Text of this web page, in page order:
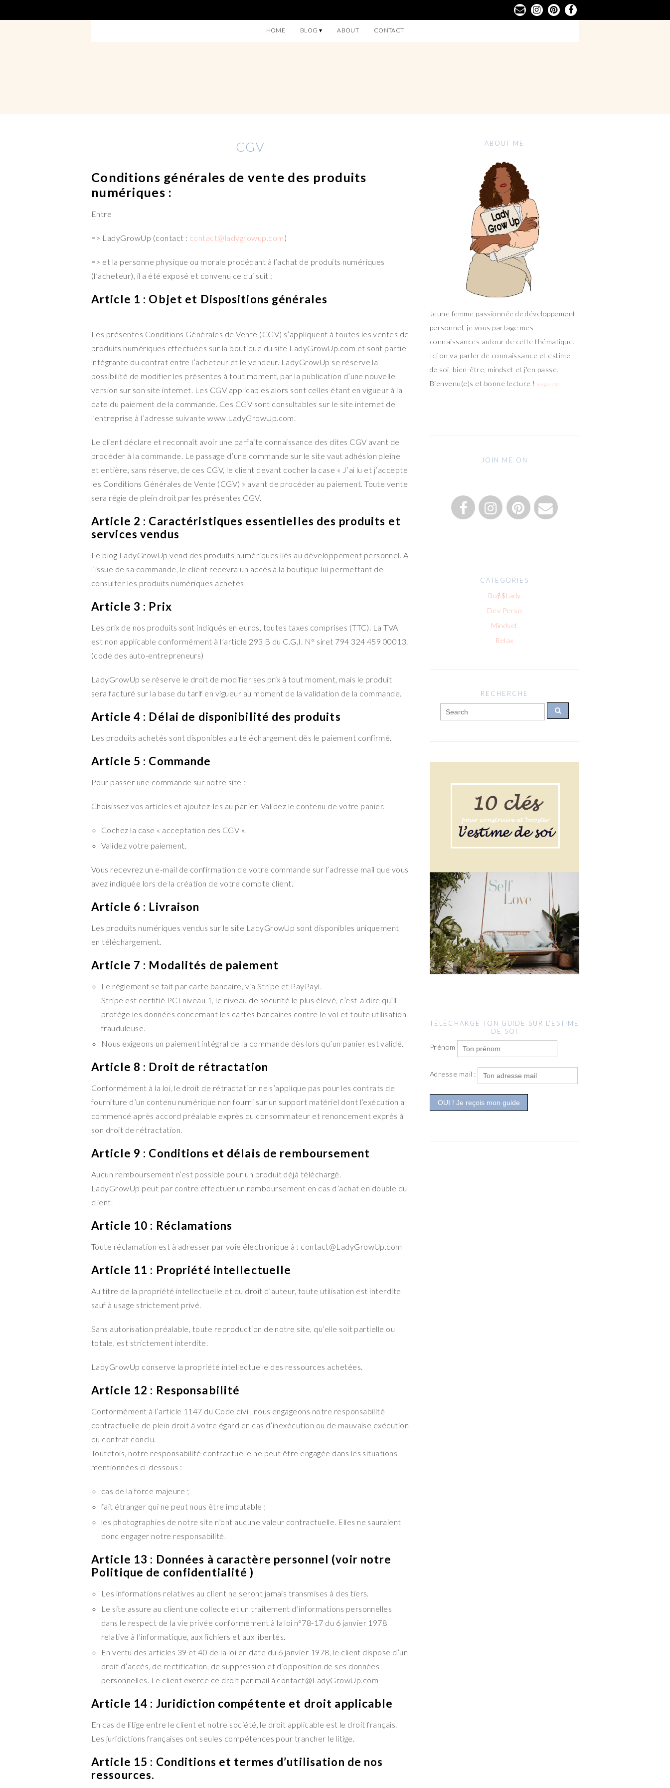
HOME BLOG ABOUT CONTACT
CGV
Conditions générales de vente des produits
numériques :
Entre
=> LadyGrowUp (contact : contact@ladygrowup.com)
=> et la personne physique ou morale procédant à l’achat de produits numériques
(l’acheteur), il a été exposé et convenu ce qui suit :
Article 1 : Objet et Dispositions générales
Les présentes Conditions Générales de Vente (CGV) s’appliquent à toutes les ventes de
produits numériques effectuées sur la boutique du site LadyGrowUp.com et sont partie
intégrante du contrat entre l’acheteur et le vendeur. LadyGrowUp se réserve la
possibilité de modifier les présentes à tout moment, par la publication d’une nouvelle
version sur son site internet. Les CGV applicables alors sont celles étant en vigueur à la
date du paiement de la commande. Ces CGV sont consultables sur le site internet de
l’entreprise à l’adresse suivante www.LadyGrowUp.com.
Le client déclare et reconnaît avoir une parfaite connaissance des dites CGV avant de
procéder à la commande. Le passage d’une commande sur le site vaut adhésion pleine
et entière, sans réserve, de ces CGV, le client devant cocher la case « J’ai lu et j’accepte
les Conditions Générales de Vente (CGV) » avant de procéder au paiement. Toute vente
sera régie de plein droit par les présentes CGV.
Article 2 : Caractéristiques essentielles des produits et
services vendus
Le blog LadyGrowUp vend des produits numériques liés au développement personnel. A
l’issue de sa commande, le client recevra un accès à la boutique lui permettant de
consulter les produits numériques achetés
Article 3 : Prix
Les prix de nos produits sont indiqués en euros, toutes taxes comprises (TTC). La TVA
est non applicable conformément à l’article 293 B du C.G.I. N° siret 794 324 459 00013.
(code des auto-entrepreneurs)
LadyGrowUp se réserve le droit de modifier ses prix à tout moment, mais le produit
sera facturé sur la base du tarif en vigueur au moment de la validation de la commande.
Article 4 : Délai de disponibilité des produits
Les produits achetés sont disponibles au téléchargement dès le paiement confirmé.
Article 5 : Commande
Pour passer une commande sur notre site :
Choisissez vos articles et ajoutez-les au panier. Validez le contenu de votre panier.
Cochez la case « acceptation des CGV ».
Validez votre paiement.
Vous recevrez un e-mail de confirmation de votre commande sur l’adresse mail que vous
avez indiquée lors de la création de votre compte client.
Article 6 : Livraison
Les produits numériques vendus sur le site LadyGrowUp sont disponibles uniquement
en téléchargement.
Article 7 : Modalités de paiement
Le règlement se fait par carte bancaire, via Stripe et PayPayl.
Stripe est certifié PCI niveau 1, le niveau de sécurité le plus élevé, c’est-à dire qu’il
protège les données concernant les cartes bancaires contre le vol et toute utilisation
frauduleuse.
Nous exigeons un paiement intégral de la commande dès lors qu’un panier est validé.
Article 8 : Droit de rétractation
Conformément à la loi, le droit de rétractation ne s’applique pas pour les contrats de
fourniture d’un contenu numérique non fourni sur un support matériel dont l’exécution a
commencé après accord préalable exprès du consommateur et renoncement exprès à
son droit de rétractation.
Article 9 : Conditions et délais de remboursement
Aucun remboursement n’est possible pour un produit déjà téléchargé.
LadyGrowUp peut par contre effectuer un remboursement en cas d’achat en double du
client.
Article 10 : Réclamations
Toute réclamation est à adresser par voie électronique à : contact@LadyGrowUp.com
Article 11 : Propriété intellectuelle
Au titre de la propriété intellectuelle et du droit d’auteur, toute utilisation est interdite
sauf à usage strictement privé.
Sans autorisation préalable, toute reproduction de notre site, qu’elle soit partielle ou
totale, est strictement interdite.
LadyGrowUp conserve la propriété intellectuelle des ressources achetées.
Article 12 : Responsabilité
Conformément à l’article 1147 du Code civil, nous engageons notre responsabilité
contractuelle de plein droit à votre égard en cas d’inexécution ou de mauvaise exécution
du contrat conclu.
Toutefois, notre responsabilité contractuelle ne peut être engagée dans les situations
mentionnées ci-dessous :
cas de la force majeure ;
fait étranger qui ne peut nous être imputable ;
les photographies de notre site n’ont aucune valeur contractuelle. Elles ne sauraient
donc engager notre responsabilité.
Article 13 : Données à caractère personnel (voir notre
Politique de confidentialité )
Les informations relatives au client ne seront jamais transmises à des tiers.
Le site assure au client une collecte et un traitement d’informations personnelles
dans le respect de la vie privée conformément à la loi n°78-17 du 6 janvier 1978
relative à l’informatique, aux fichiers et aux libertés.
En vertu des articles 39 et 40 de la loi en date du 6 janvier 1978, le client dispose d’un
droit d’accès, de rectification, de suppression et d’opposition de ses données
personnelles. Le client exerce ce droit par mail à contact@LadyGrowUp.com
Article 14 : Juridiction compétente et droit applicable
En cas de litige entre le client et notre société, le droit applicable est le droit français.
Les juridictions françaises ont seules compétences pour trancher le litige.
Article 15 : Conditions et termes d’utilisation de nos
ressources.
ABOUT ME
Jeune femme passionnée de développement
personnel, je vous partage mes
connaissances autour de cette thématique.
Ici on va parler de connaissance et estime
de soi, bien-être, mindset et j'en passe.
Bienvenu(e)s et bonne lecture !megasloto
JOIN ME ON
CATEGORIES
Bo$$Lady
Dev Perso
Mindset
Relax
RECHERCHE
TÉLÉCHARGE TON GUIDE SUR L’ESTIME
DE SOI
Prénom
Adresse mail :